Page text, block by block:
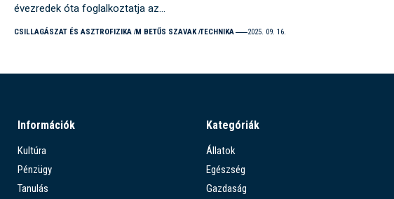
évezredek óta foglalkoztatja az…
CSILLAGÁSZAT ÉS ASZTROFIZIKA M BETŰS SZAVAK TECHNIKA 2025. 09. 16.
Információk
Kultúra
Pénzügy
Tanulás
Kategóriák
Állatok
Egészség
Gazdaság